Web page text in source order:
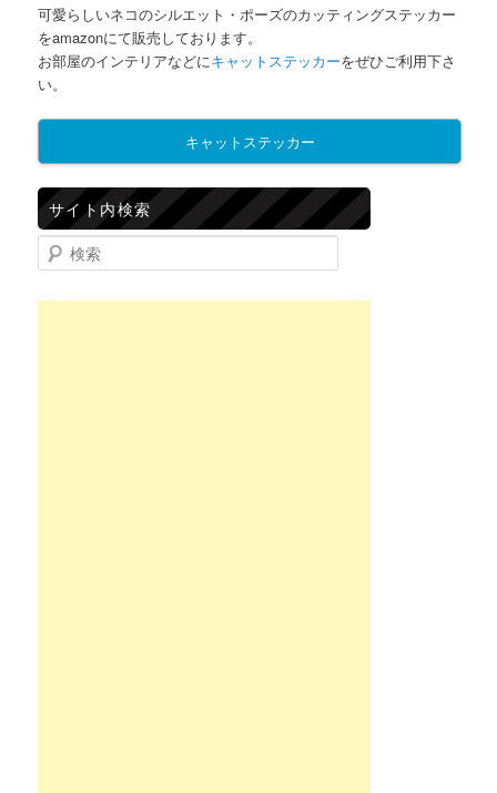
可愛らしいネコのシルエット・ポーズのカッティングステッカー
をamazonにて販売しております。
お部屋のインテリアなどにキャットステッカーをぜひご利用下さ
い。
キャットステッカー
サイト内検索
検索